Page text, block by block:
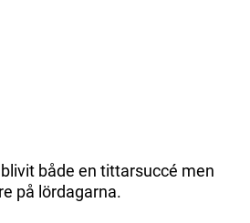
både en tittarsuccé men
på lördagarna.